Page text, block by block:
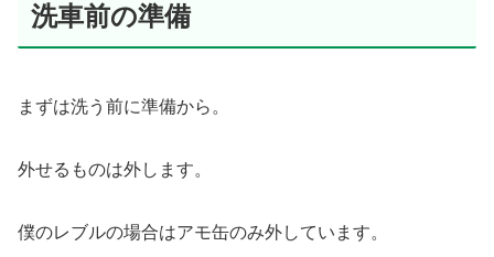
洗車前の準備
まずは洗う前に準備から。
外せるものは外します。
僕のレブルの場合はアモ缶のみ外しています。